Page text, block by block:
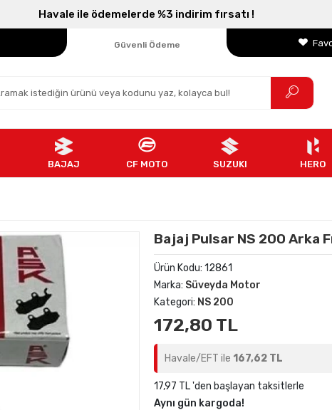
Havale ile ödemelerde %3 indirim fırsatı !
Parçanızın Online Adresi
Güvenli Ödeme
BAJAJ CF MOTO SUZUKI HERO
Bajaj Pulsar NS 200 Arka
Ürün Kodu: 12861
Marka: Süveyda Motor
Kategori: NS 200
172,80 TL
Havale/EFT ile 167,62 TL
17,97 TL 'den başlayan taksitlerle
Aynı gün kargoda!